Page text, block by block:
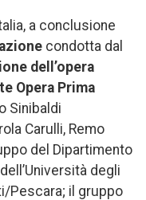
a conclusione
condotta dal
dell’opera
Opera Prima
Sinibaldi
Carulli, Remo
del Dipartimento
degli
Pescara; il gruppo